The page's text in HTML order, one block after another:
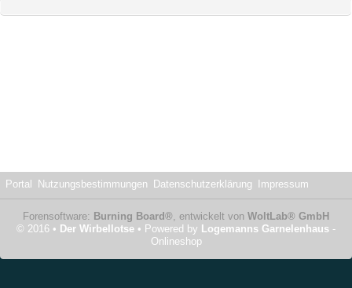
Portal Nutzungsbestimmungen Datenschutzerklärung Impressum
Forensoftware: Burning Board®, entwickelt von WoltLab® GmbH
© 2016 • Der Wirbellotse • Powered by Logemanns Garnelenhaus -
Onlineshop